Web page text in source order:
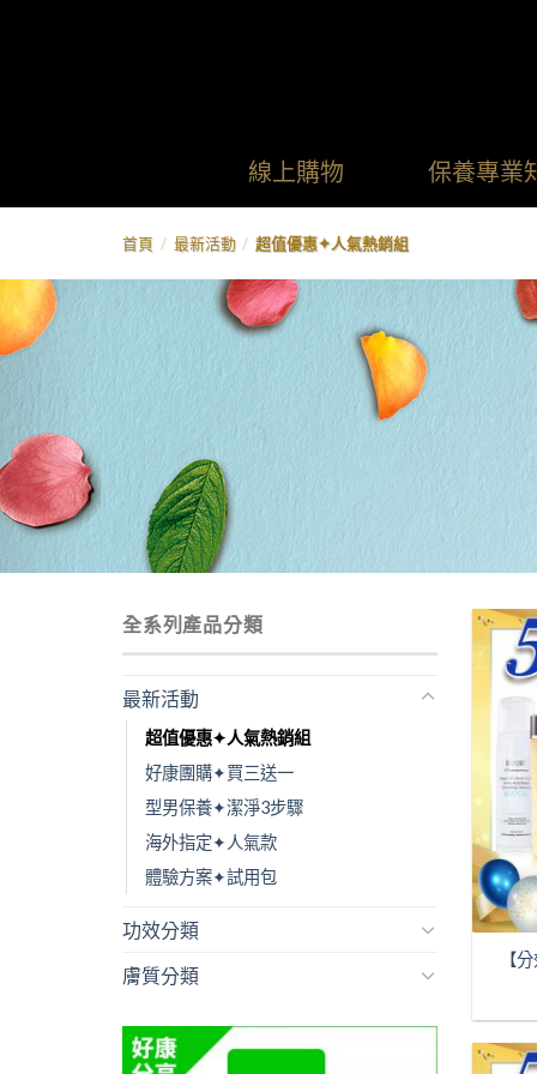
線上購物 保養專業
首頁 / 最新活動 / 超值優惠✦人氣熱銷組
全系列產品分類
最新活動
超值優惠✦人氣熱銷組
好康團購✦買三送一
型男保養✦潔淨3步驟
海外指定✦人氣款
體驗方案✦試用包
功效分類
膚質分類
【